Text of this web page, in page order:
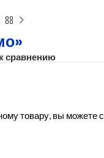
сравнению
товару, вы